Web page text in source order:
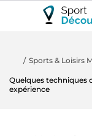
Sports & Loisirs
Quelques techniques
expérience